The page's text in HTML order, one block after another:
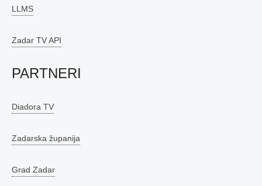
LLMS
Zadar TV API
PARTNERI
Diadora TV
Zadarska županija
Grad Zadar